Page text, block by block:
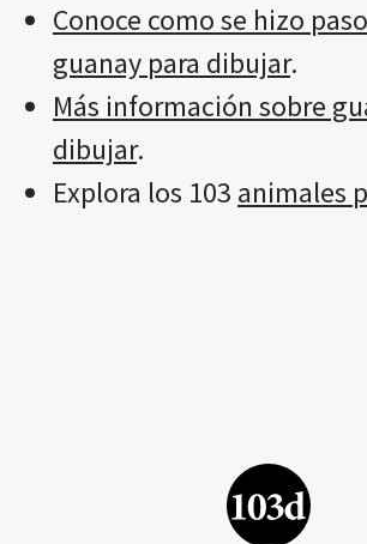
Conoce como se hizo
guanay para dibujar.
Más información sobre
dibujar.
Explora los 103 animales